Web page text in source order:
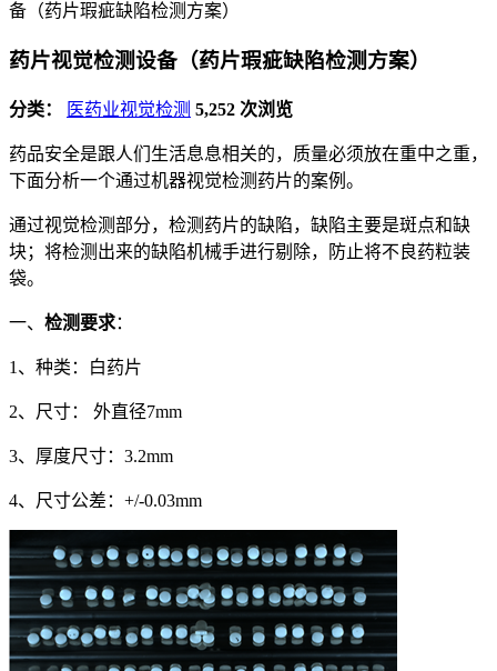
备（药片瑕疵缺陷检测方案）
药片视觉检测设备（药片瑕疵缺陷检测方案）
分类： 医药业视觉检测 5,252 次浏览
药品安全是跟人们生活息息相关的，质量必须放在重中之重，
下面分析一个通过机器视觉检测药片的案例。
通过视觉检测部分，检测药片的缺陷，缺陷主要是斑点和缺
块；将检测出来的缺陷机械手进行剔除，防止将不良药粒装
袋。
一、 检测要求：
1、种类：白药片
2、尺寸： 外直径7mm
3、厚度尺寸：3.2mm
4、尺寸公差：+/-0.03mm